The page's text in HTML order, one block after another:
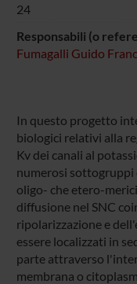
24
Responsabili (o
Fumagalli Guido
In questo progetto
biologici relativi alla
Kv dei canali al
numerosi sottogruppi
oligo- che etero-
diffusione nel SNC
ripolarizzazione e
essere localizzati in
parte attraverso
membrana o